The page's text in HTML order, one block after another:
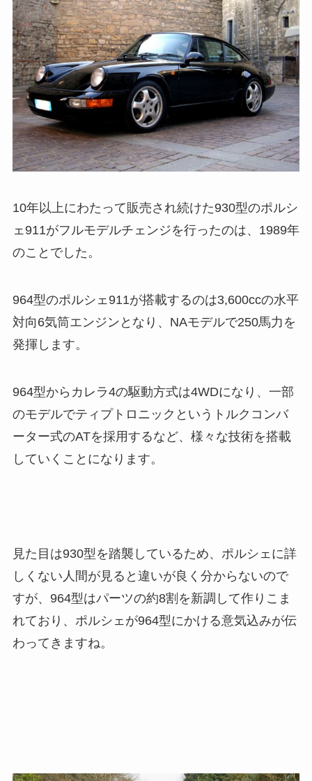
10年以上にわたって販売され続けた930型のポルシ
ェ911がフルモデルチェンジを行ったのは、1989年
のことでした。
964型のポルシェ911が搭載するのは3,600ccの水平
対向6気筒エンジンとなり、NAモデルで250馬力を
発揮します。
964型からカレラ4の駆動方式は4WDになり、一部
のモデルでティプトロニックというトルクコンバ
ーター式のATを採用するなど、様々な技術を搭載
していくことになります。
見た目は930型を踏襲しているため、ポルシェに詳
しくない人間が見ると違いが良く分からないので
すが、964型はパーツの約8割を新調して作りこま
れており、ポルシェが964型にかける意気込みが伝
わってきますね。